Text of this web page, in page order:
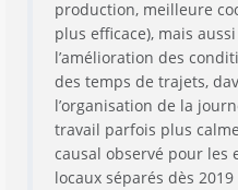
production, meilleure
plus efficace), mais
l’amélioration des
des temps de trajets,
l’organisation de la
travail parfois plus
causal observé pour les
locaux séparés dès